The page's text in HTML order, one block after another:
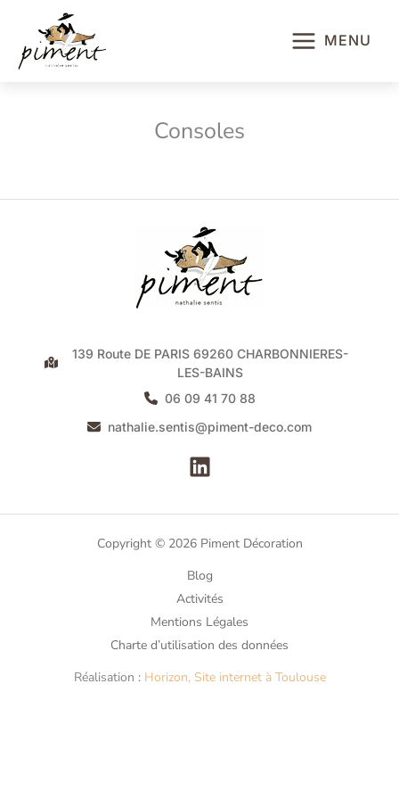
contenu
MENU
Consoles
139 Route DE PARIS 69260 CHARBONNIERES-
LES-BAINS
06 09 41 70 88
nathalie.sentis@piment-deco.com
Copyright © 2026 Piment Décoration
Blog
Activités
Mentions Légales
Charte d’utilisation des données
Réalisation : Horizon, Site internet à Toulouse